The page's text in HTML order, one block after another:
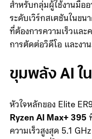
ประสิทธิภาพสูงรุ่นใหม่
สำหรับกลุ่มผู้ใช้งานมือ
ระดับเวิร์กสเตชันในขน
ที่ต้องการความเร็วและ
ขุมพลัง AI ใ
หัวใจหลักของ Elite
Ryzen AI Max+ 395